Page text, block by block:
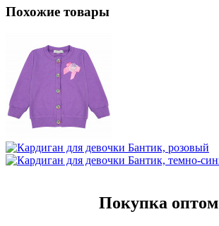
Похожие товары
Покупка оптом